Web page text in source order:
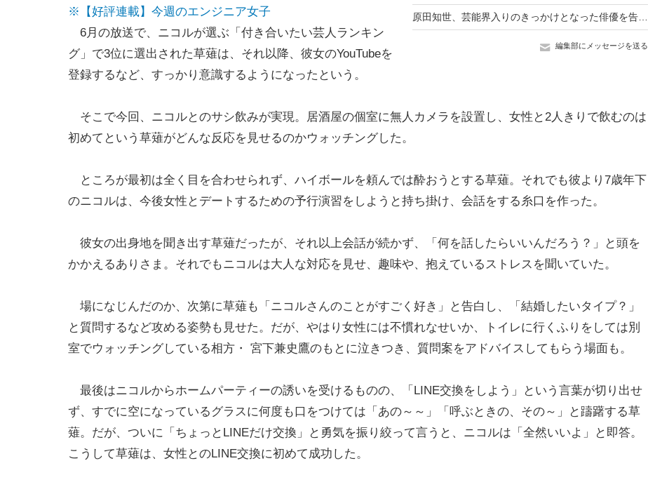
編集部にメッセージを送る
※【好評連載】今週のエンジニア女子
6月の放送で、ニコルが選ぶ「付き合いたい芸人ランキン
グ」で3位に選出された草薙は、それ以降、彼女のYouTubeを
登録するなど、すっかり意識するようになったという。
そこで今回、ニコルとのサシ飲みが実現。居酒屋の個室に無人カメラを設置し、女性と2人きりで飲むのは
初めてという草薙がどんな反応を見せるのかウォッチングした。
ところが最初は全く目を合わせられず、ハイボールを頼んでは酔おうとする草薙。それでも彼より7歳年下
のニコルは、今後女性とデートするための予行演習をしようと持ち掛け、会話をする糸口を作った。
彼女の出身地を聞き出す草薙だったが、それ以上会話が続かず、「何を話したらいいんだろう？」と頭を
かかえるありさま。それでもニコルは大人な対応を見せ、趣味や、抱えているストレスを聞いていた。
場になじんだのか、次第に草薙も「ニコルさんのことがすごく好き」と告白し、「結婚したいタイプ？」
と質問するなど攻める姿勢も見せた。だが、やはり女性には不慣れなせいか、トイレに行くふりをしては別
室でウォッチングしている相方・ 宮下兼史鷹のもとに泣きつき、質問案をアドバイスしてもらう場面も。
最後はニコルからホームパーティーの誘いを受けるものの、「LINE交換をしよう」という言葉が切り出せ
ず、すでに空になっているグラスに何度も口をつけては「あの～～」「呼ぶときの、その～」と躊躇する草
薙。だが、ついに「ちょっとLINEだけ交換」と勇気を振り絞って言うと、ニコルは「全然いいよ」と即答。
こうして草薙は、女性とのLINE交換に初めて成功した。